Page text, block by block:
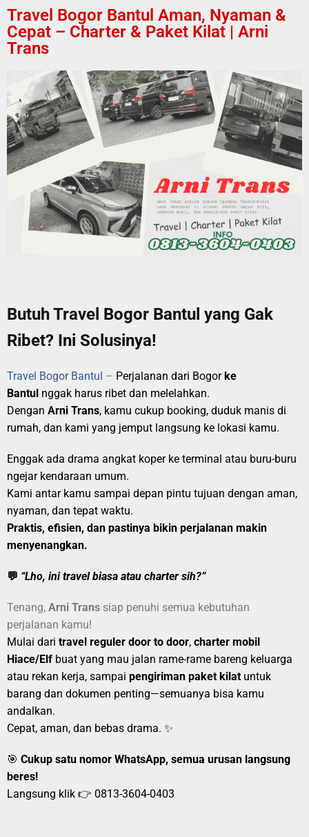
Travel Bogor Bantul Aman, Nyaman &
Cepat – Charter & Paket Kilat | Arni
Trans
Butuh Travel Bogor Bantul yang Gak
Ribet? Ini Solusinya!
Travel Bogor Bantul – Perjalanan dari Bogorke
Bantul nggak harus ribet dan melelahkan.
Dengan Arni Trans, kamu cukup booking, duduk manis di
rumah, dan kami yang jemput langsung ke lokasi kamu.
Enggak ada drama angkat koper ke terminal atau buru-buru
ngejar kendaraan umum.
Kami antar kamu sampai depan pintu tujuan dengan aman,
nyaman, dan tepat waktu.
Praktis, efisien, dan pastinya bikin perjalanan makin
menyenangkan.
💬 “Lho, ini travel biasa atau charter sih?”
Tenang, Arni Trans siap penuhi semua kebutuhan
perjalanan kamu!
Mulai dari travel reguler door to door, charter mobil
Hiace/Elf buat yang mau jalan rame-rame bareng keluarga
atau rekan kerja, sampai pengiriman paket kilat untuk
barang dan dokumen penting—semuanya bisa kamu
andalkan.
Cepat, aman, dan bebas drama. ✨
🎯 Cukup satu nomor WhatsApp, semua urusan langsung
beres!
Langsung klik 👉 0813-3604-0403